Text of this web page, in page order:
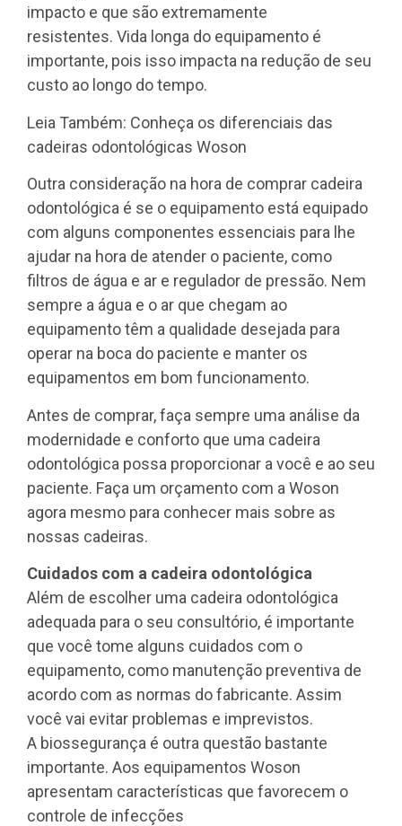
impacto e que são extremamente
resistentes. Vida longa do equipamento é
importante, pois isso impacta na redução de seu
custo ao longo do tempo.
Leia Também: Conheça os diferenciais das
cadeiras odontológicas Woson
Outra consideração na hora de comprar cadeira
odontológica é se o equipamento está equipado
com alguns componentes essenciais para lhe
ajudar na hora de atender o paciente, como
filtros de água e ar e regulador de pressão. Nem
sempre a água e o ar que chegam ao
equipamento têm a qualidade desejada para
operar na boca do paciente e manter os
equipamentos em bom funcionamento.
Antes de comprar, faça sempre uma análise da
modernidade e conforto que uma cadeira
odontológica possa proporcionar a você e ao seu
paciente. Faça um orçamento com a Woson
agora mesmo para conhecer mais sobre as
nossas cadeiras.
Cuidados com a cadeira odontológica
Além de escolher uma cadeira odontológica
adequada para o seu consultório, é importante
que você tome alguns cuidados com o
equipamento, como manutenção preventiva de
acordo com as normas do fabricante. Assim
você vai evitar problemas e imprevistos.
A biossegurança é outra questão bastante
importante. Aos equipamentos Woson
apresentam características que favorecem o
controle de infecções